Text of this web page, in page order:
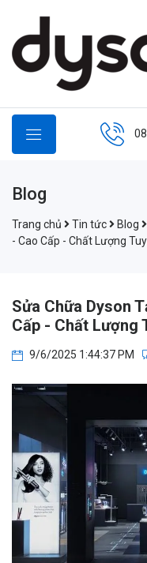
Blog
Trang chủ Tin tức Blog
- Cao Cấp - Chất Lượng
Sửa Chữa Dyson
Cấp - Chất Lượng
9/6/2025 1:44:37 PM